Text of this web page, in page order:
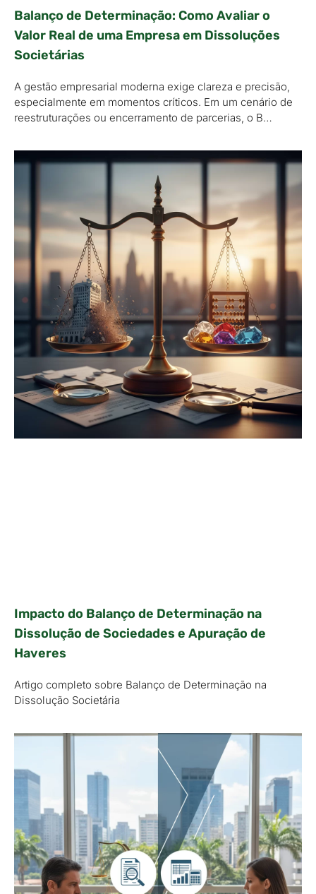
Balanço de Determinação: Como Avaliar o
Valor Real de uma Empresa em Dissoluções
Societárias
A gestão empresarial moderna exige clareza e precisão,
especialmente em momentos críticos. Em um cenário de
reestruturações ou encerramento de parcerias, o B…
Impacto do Balanço de Determinação na
Dissolução de Sociedades e Apuração de
Haveres
Artigo completo sobre Balanço de Determinação na
Dissolução Societária